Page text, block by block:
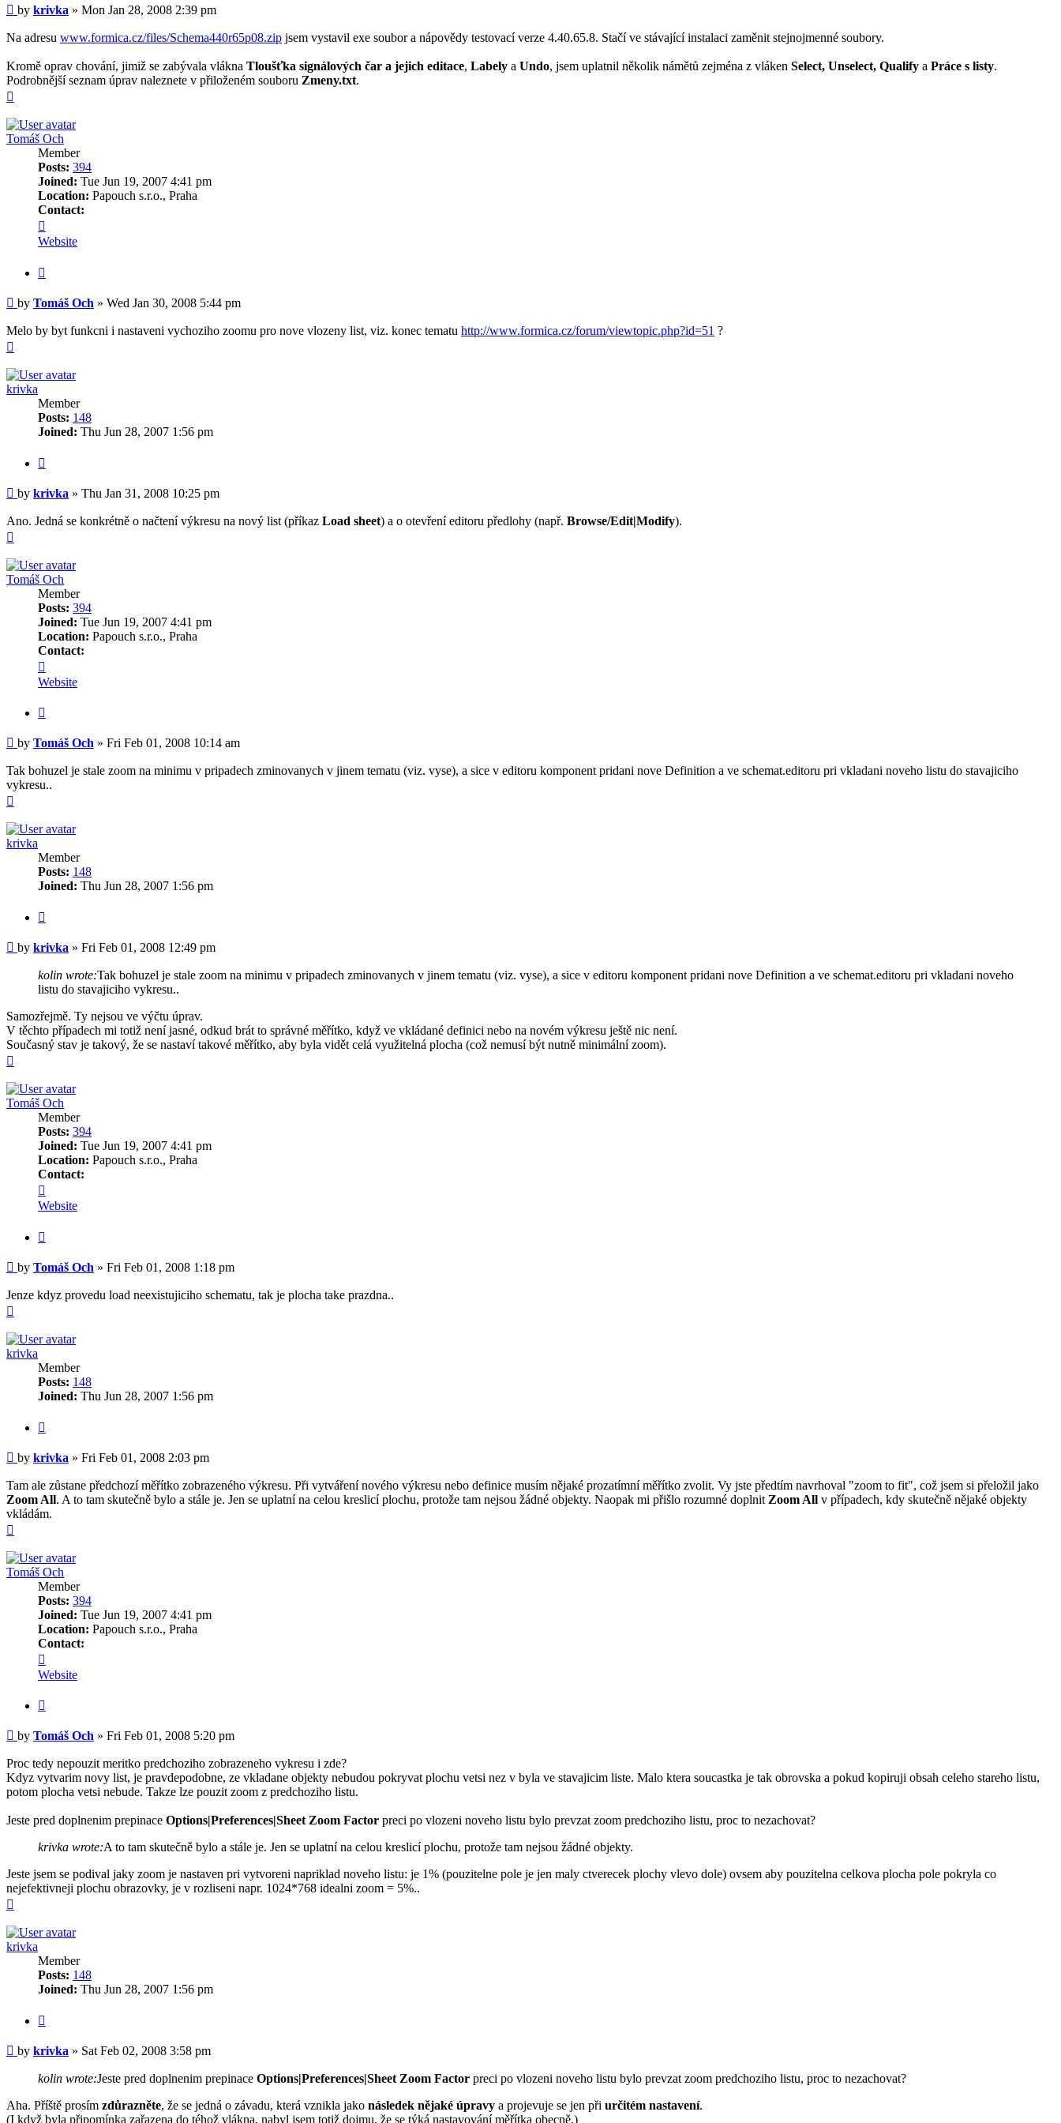
Post
by krivka » Mon Jan 28, 2008 2:39 pm
Na adresu www.formica.cz/files/Schema440r65p08.zip jsem vystavil exe soubor a nápovědy testovací verze 4.40.65.8. Stačí ve stávající instalaci zaměnit stejnojmenné soubory.
Kromě oprav chování, jimiž se zabývala vlákna Tloušťka signálových čar a jejich editace, Labely a Undo, jsem uplatnil několik námětů zejména z vláken Select, Unselect, Qualify a Práce s listy.
Podrobnější seznam úprav naleznete v přiloženém souboru Zmeny.txt.
Tomáš Och
Member
Posts: 394
Joined: Tue Jun 19, 2007 4:41 pm
Location: Papouch s.r.o., Praha
Contact:
Tomáš
Och
Website
Post
by Tomáš Och » Wed Jan 30, 2008 5:44 pm
Melo by byt funkcni i nastaveni vychoziho zoomu pro nove vlozeny list, viz. konec tematu http://www.formica.cz/forum/viewtopic.php?id=51 ?
krivka
Member
Posts: 148
Joined: Thu Jun 28, 2007 1:56 pm
Post
by krivka » Thu Jan 31, 2008 10:25 pm
Ano. Jedná se konkrétně o načtení výkresu na nový list (příkaz Load sheet) a o otevření editoru předlohy (např. Browse/Edit|Modify).
Tomáš Och
Member
Posts: 394
Joined: Tue Jun 19, 2007 4:41 pm
Location: Papouch s.r.o., Praha
Contact:
Tomáš
Och
Website
Post
by Tomáš Och » Fri Feb 01, 2008 10:14 am
Tak bohuzel je stale zoom na minimu v pripadech zminovanych v jinem tematu (viz. vyse), a sice v editoru komponent pridani nove Definition a ve schemat.editoru pri vkladani noveho listu do stavajiciho
vykresu..
krivka
Member
Posts: 148
Joined: Thu Jun 28, 2007 1:56 pm
Post
by krivka » Fri Feb 01, 2008 12:49 pm
kolin wrote:Tak bohuzel je stale zoom na minimu v pripadech zminovanych v jinem tematu (viz. vyse), a sice v editoru komponent pridani nove Definition a ve schemat.editoru pri vkladani noveho
listu do stavajiciho vykresu..
Samozřejmě. Ty nejsou ve výčtu úprav.
V těchto případech mi totiž není jasné, odkud brát to správné měřítko, když ve vkládané definici nebo na novém výkresu ještě nic není.
Současný stav je takový, že se nastaví takové měřítko, aby byla vidět celá využitelná plocha (což nemusí být nutně minimální zoom).
Tomáš Och
Member
Posts: 394
Joined: Tue Jun 19, 2007 4:41 pm
Location: Papouch s.r.o., Praha
Contact:
Tomáš
Och
Website
Post
by Tomáš Och » Fri Feb 01, 2008 1:18 pm
Jenze kdyz provedu load neexistujiciho schematu, tak je plocha take prazdna..
krivka
Member
Posts: 148
Joined: Thu Jun 28, 2007 1:56 pm
Post
by krivka » Fri Feb 01, 2008 2:03 pm
Tam ale zůstane předchozí měřítko zobrazeného výkresu. Při vytváření nového výkresu nebo definice musím nějaké prozatímní měřítko zvolit. Vy jste předtím navrhoval "zoom to fit", což jsem si přeložil jako
Zoom All. A to tam skutečně bylo a stále je. Jen se uplatní na celou kreslicí plochu, protože tam nejsou žádné objekty. Naopak mi přišlo rozumné doplnit Zoom All v případech, kdy skutečně nějaké objekty
vkládám.
Tomáš Och
Member
Posts: 394
Joined: Tue Jun 19, 2007 4:41 pm
Location: Papouch s.r.o., Praha
Contact:
Tomáš
Och
Website
Post
by Tomáš Och » Fri Feb 01, 2008 5:20 pm
Proc tedy nepouzit meritko predchoziho zobrazeneho vykresu i zde?
Kdyz vytvarim novy list, je pravdepodobne, ze vkladane objekty nebudou pokryvat plochu vetsi nez v byla ve stavajicim liste. Malo ktera soucastka je tak obrovska a pokud kopiruji obsah celeho stareho listu,
potom plocha vetsi nebude. Takze lze pouzit zoom z predchoziho listu.
Jeste pred doplnenim prepinace Options|Preferences|Sheet Zoom Factor preci po vlozeni noveho listu bylo prevzat zoom predchoziho listu, proc to nezachovat?
krivka wrote:A to tam skutečně bylo a stále je. Jen se uplatní na celou kreslicí plochu, protože tam nejsou žádné objekty.
Jeste jsem se podival jaky zoom je nastaven pri vytvoreni napriklad noveho listu: je 1% (pouzitelne pole je jen maly ctverecek plochy vlevo dole) ovsem aby pouzitelna celkova plocha pole pokryla co
nejefektivneji plochu obrazovky, je v rozliseni napr. 1024*768 idealni zoom = 5%..
krivka
Member
Posts: 148
Joined: Thu Jun 28, 2007 1:56 pm
Post
by krivka » Sat Feb 02, 2008 3:58 pm
kolin wrote:Jeste pred doplnenim prepinace Options|Preferences|Sheet Zoom Factor preci po vlozeni noveho listu bylo prevzat zoom predchoziho listu, proc to nezachovat?
Aha. Příště prosím zdůrazněte, že se jedná o závadu, která vznikla jako následek nějaké úpravy a projevuje se jen při určitém nastavení.
(I když byla připomínka zařazena do téhož vlákna, nabyl jsem totiž dojmu, že se týká nastavování měřítka obecně.)